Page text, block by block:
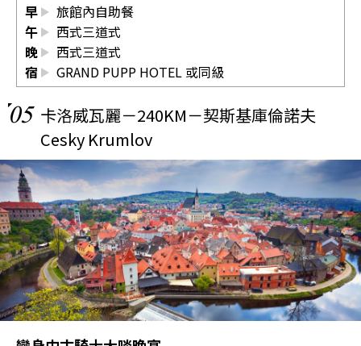
早
旅館內自助餐
午
西式三道式
晚
西式三道式
宿
GRAND PUPP HOTEL 或同級
05 卡洛威瓦麗－240KM－契斯基庫倫諾夫
Cesky Krumlov